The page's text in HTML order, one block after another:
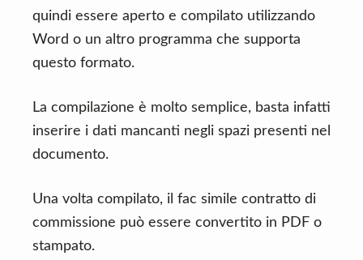
quindi essere aperto e compilato utilizzando
Word o un altro programma che supporta
questo formato.
La compilazione è molto semplice, basta infatti
inserire i dati mancanti negli spazi presenti nel
documento.
Una volta compilato, il fac simile contratto di
commissione può essere convertito in PDF o
stampato.